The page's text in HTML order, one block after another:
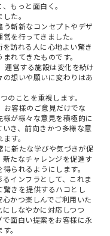
もっと面白く。
た。
斬新なコンセプトやデザ
を行ってきました。
訪れる人に心地よい驚き
れてきたものです。
運営する施設は変化を続け
想いや願いに変わりはあ
のことを重視します。
お客様のご意見だけでな
が様々な意見を積極的に
き、前向きかつ多様な意
す。
に新たな学びや気づきが促
たなチャレンジを促進す
られるようにします。
インフラとして、これま
きを提供するハコとし
かつ楽しんでご利用いた
しなやかに対応しつつ
面白い提案をお客様に永
。